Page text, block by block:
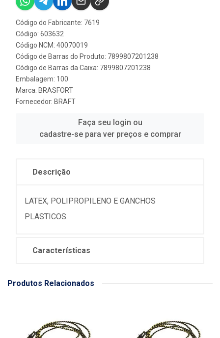
Código do Fabricante: 7619
Código: 603632
Código NCM: 40070019
Código de Barras do Produto: 7899807201238
Código de Barras da Caixa: 7899807201238
Embalagem: 100
Marca: BRASFORT
Fornecedor: BRAFT
Faça seu login ou
cadastre-se para ver preços e comprar
Descrição
LATEX, POLIPROPILENO E GANCHOS
PLASTICOS.
Características
Produtos Relacionados